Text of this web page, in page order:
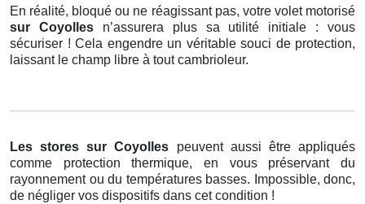
En réalité, bloqué ou ne réagissant pas, votre volet motorisé
sur Coyolles n’assurera plus sa utilité initiale : vous
sécuriser ! Cela engendre un véritable souci de protection,
laissant le champ libre à tout cambrioleur.
Les stores sur Coyolles peuvent aussi être appliqués
comme protection thermique, en vous préservant du
rayonnement ou du températures basses. Impossible, donc,
de négliger vos dispositifs dans cet condition !